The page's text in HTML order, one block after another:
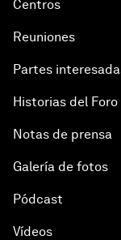
Centros
Reuniones
Partes
Historias del Foro
Notas de prensa
Galería de fotos
Pódcast
Vídeos